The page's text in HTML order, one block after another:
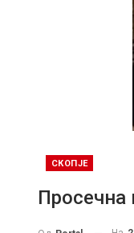
СКОПЈЕ
Просечна